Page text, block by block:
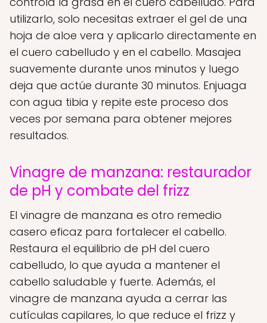
utilizarlo, solo necesitas extraer el gel de una
hoja de aloe vera y aplicarlo directamente en
el cuero cabelludo y en el cabello. Masajea
suavemente durante unos minutos y luego
deja que actúe durante 30 minutos. Enjuaga
con agua tibia y repite este proceso dos
veces por semana para obtener mejores
resultados.
Vinagre de manzana: restaurador
de pH y combate del frizz
El vinagre de manzana es otro remedio
casero eficaz para fortalecer el cabello.
Restaura el equilibrio de pH del cuero
cabelludo, lo que ayuda a mantener el
cabello saludable y fuerte. Además, el
vinagre de manzana ayuda a cerrar las
cutículas capilares, lo que reduce el frizz y